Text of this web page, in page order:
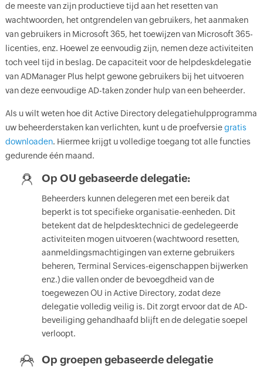
de meeste van zijn productieve tijd aan het resetten van
wachtwoorden, het ontgrendelen van gebruikers, het aanmaken
van gebruikers in Microsoft 365, het toewijzen van Microsoft 365-
licenties, enz. Hoewel ze eenvoudig zijn, nemen deze activiteiten
toch veel tijd in beslag. De capaciteit voor de helpdeskdelegatie
van ADManager Plus helpt gewone gebruikers bij het uitvoeren
van deze eenvoudige AD-taken zonder hulp van een beheerder.
Als u wilt weten hoe dit Active Directory delegatiehulpprogramma
uw beheerderstaken kan verlichten, kunt u de proefversiegratis
downloaden. Hiermee krijgt u volledige toegang tot alle functies
gedurende één maand.
Op OU gebaseerde delegatie:
Beheerders kunnen delegeren met een bereik dat
beperkt is tot specifieke organisatie-eenheden. Dit
betekent dat de helpdesktechnici de gedelegeerde
activiteiten mogen uitvoeren (wachtwoord resetten,
aanmeldingsmachtigingen van externe gebruikers
beheren, Terminal Services-eigenschappen bijwerken
enz.) die vallen onder de bevoegdheid van de
toegewezen OU in Active Directory, zodat deze
delegatie volledig veilig is. Dit zorgt ervoor dat de AD-
beveiliging gehandhaafd blijft en de delegatie soepel
verloopt.
Op groepen gebaseerde delegatie